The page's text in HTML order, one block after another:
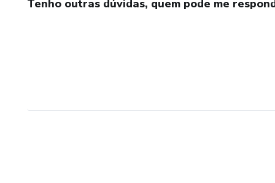
Tenho outras dúvidas, quem pode me